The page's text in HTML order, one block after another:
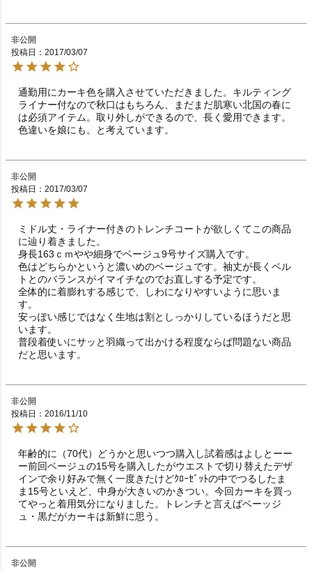
非公開
投稿日
2017/03/07
通勤用にカーキ色を購入させていただきました。キルティング
ライナー付なので秋口はもちろん、まだまだ肌寒い北国の春に
は必須アイテム。取り外しができるので、長く愛用できます。
色違いを娘にも。と考えています。
非公開
投稿日
2017/03/07
ミドル丈・ライナー付きのトレンチコートが欲しくてこの商品
に辿り着きました。
身長163ｃｍやや細身でベージュ9号サイズ購入です。
色はどちらかというと濃いめのベージュです。袖丈が長くベル
トとのバランスがイマイチなのでお直しする予定です。
全体的に着膨れする感じで、しわになりやすいように思いま
す。
安っぽい感じではなく生地は割としっかりしているほうだと思
います。
普段着使いにサッと羽織って出かける程度ならば問題ない商品
だと思います。
非公開
投稿日
2016/11/10
年齢的に（70代）どうかと思いつつ購入し試着感はよしとーー
ー前回ベージュの15号を購入したがウエストで切り替えたデザ
インで余り好みで無く一度きたけどｸﾛｰｾﾞｯﾄの中でつるしたま
ま15号といえど、中身が大きいのかきつい。今回カーキを買っ
てやっと着用気分になりました。トレンチと言えばベーッジ
ュ・黒だがカーキは新鮮に思う。
非公開